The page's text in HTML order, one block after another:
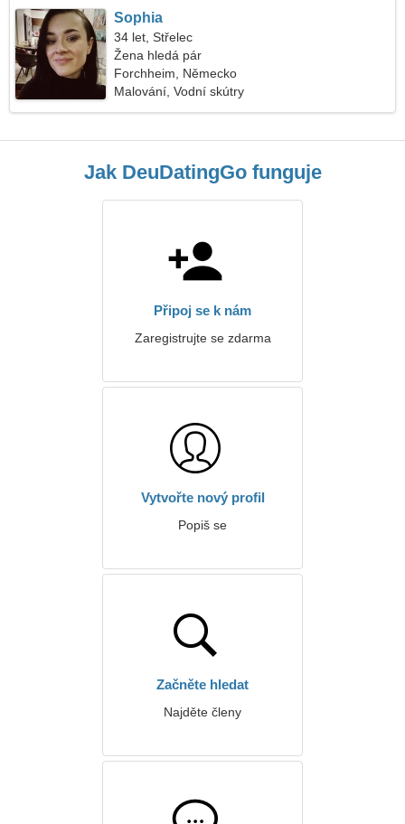
Sophia
34 let, Střelec
Žena hledá pár
Forchheim, Německo
Malování, Vodní skútry
Jak DeuDatingGo funguje
Připoj se k nám
Zaregistrujte se zdarma
Vytvořte nový profil
Popiš se
Začněte hledat
Najděte členy